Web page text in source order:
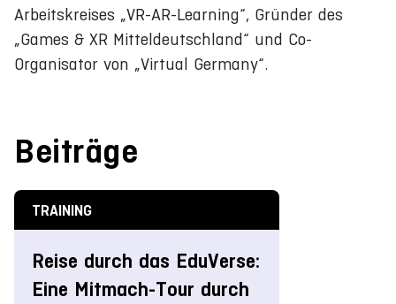
Arbeitskreises „VR-AR-Learning“, Gründer des
„Games & XR Mitteldeutschland“ und Co-
Organisator von „Virtual Germany“.
Beiträge
TRAINING
Reise durch das EduVerse:
Eine Mitmach-Tour durch